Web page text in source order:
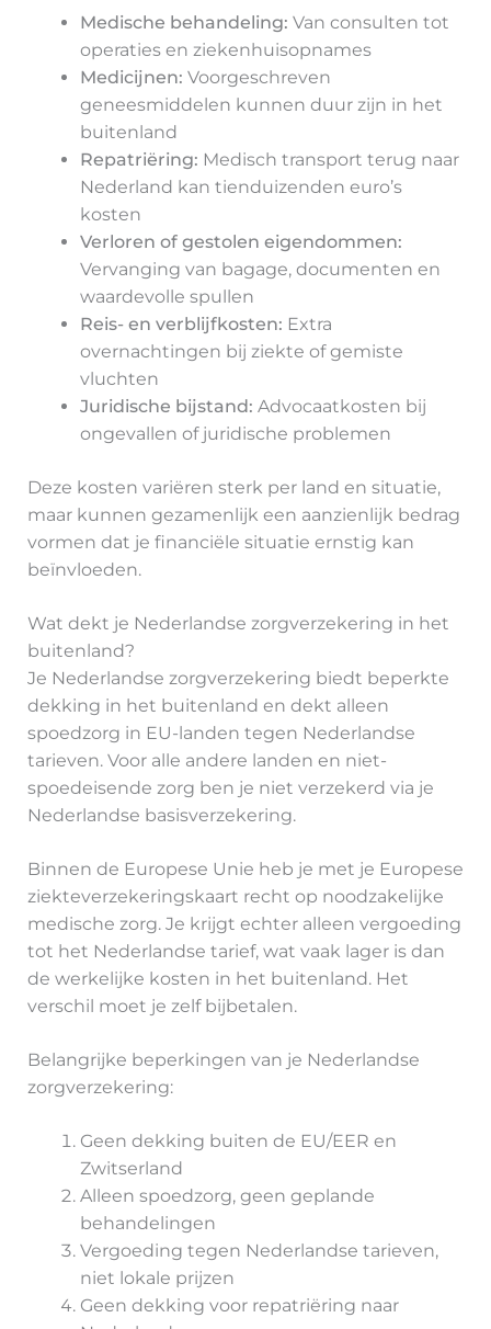
Medische behandeling: Van consulten tot
operaties en ziekenhuisopnames
Medicijnen: Voorgeschreven
geneesmiddelen kunnen duur zijn in het
buitenland
Repatriëring: Medisch transport terug naar
Nederland kan tienduizenden euro’s
kosten
Verloren of gestolen eigendommen:
Vervanging van bagage, documenten en
waardevolle spullen
Reis- en verblijfkosten: Extra
overnachtingen bij ziekte of gemiste
vluchten
Juridische bijstand: Advocaatkosten bij
ongevallen of juridische problemen
Deze kosten variëren sterk per land en situatie,
maar kunnen gezamenlijk een aanzienlijk bedrag
vormen dat je financiële situatie ernstig kan
beïnvloeden.
Wat dekt je Nederlandse zorgverzekering in het
buitenland?
Je Nederlandse zorgverzekering biedt beperkte
dekking in het buitenland en dekt alleen
spoedzorg in EU-landen tegen Nederlandse
tarieven. Voor alle andere landen en niet-
spoedeisende zorg ben je niet verzekerd via je
Nederlandse basisverzekering.
Binnen de Europese Unie heb je met je Europese
ziekteverzekeringskaart recht op noodzakelijke
medische zorg. Je krijgt echter alleen vergoeding
tot het Nederlandse tarief, wat vaak lager is dan
de werkelijke kosten in het buitenland. Het
verschil moet je zelf bijbetalen.
Belangrijke beperkingen van je Nederlandse
zorgverzekering:
Geen dekking buiten de EU/EER en
Zwitserland
Alleen spoedzorg, geen geplande
behandelingen
Vergoeding tegen Nederlandse tarieven,
niet lokale prijzen
Geen dekking voor repatriëring naar